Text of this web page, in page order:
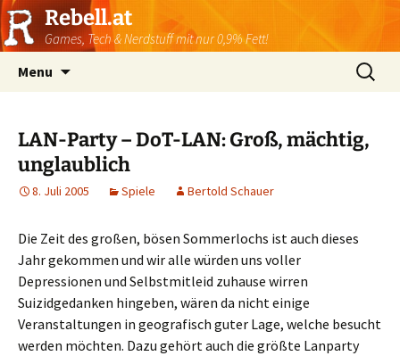
Rebell.at
Games, Tech & Nerdstuff mit nur 0,9% Fett!
Menu
Suchen
nach:
LAN-Party – DoT-LAN: Groß, mächtig,
unglaublich
8. Juli 2005 Spiele Bertold Schauer
Die Zeit des großen, bösen Sommerlochs ist auch dieses
Jahr gekommen und wir alle würden uns voller
Depressionen und Selbstmitleid zuhause wirren
Suizidgedanken hingeben, wären da nicht einige
Veranstaltungen in geografisch guter Lage, welche besucht
werden möchten. Dazu gehört auch die größte Lanparty